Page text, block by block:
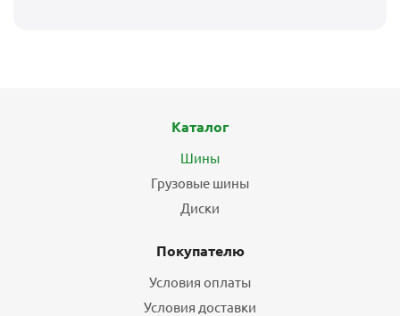
Каталог
Шины
Грузовые шины
Диски
Покупателю
Условия оплаты
Условия доставки